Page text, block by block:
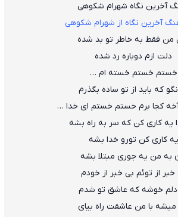
آخرین نگاه شهرام شکوهی
آخرین نگاه از شهرام شکوهی
من فقط به خاطر تو بد شده
دلت ازم دوباره رد شده
خستم خستم خسته ام …
که باید از تو ساده بگذرم
کجا برم خستم خستم ای خدا …
یه کاری کن که سر به راه بشه
یه کاری کن تورو خدا بشه
به من یه جوری مبتلا بشه
خبر از توئم بی خبر از خودم
دلم خوشه که عاشق تو شدم
با من عاشقت راه بیای